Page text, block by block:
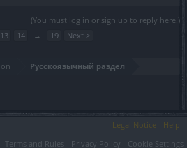
(You must log in or sign up to reply here.)
13 14 → 19 Next >
Русскоязычный раздел
Legal Notice
Help
Terms and Rules
Privacy Policy
Cookie Settings